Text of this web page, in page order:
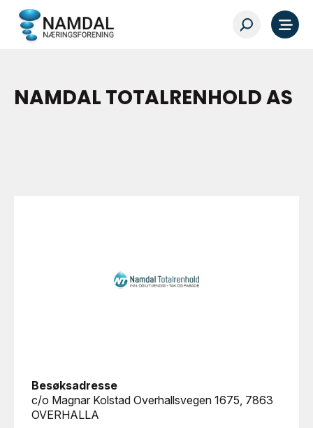
NAMDAL TOTALRENHOLD AS
Besøksadresse
c/o Magnar Kolstad Overhallsvegen 1675, 7863
OVERHALLA